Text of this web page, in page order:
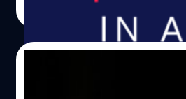
โทรจันตัวใหม่ใน